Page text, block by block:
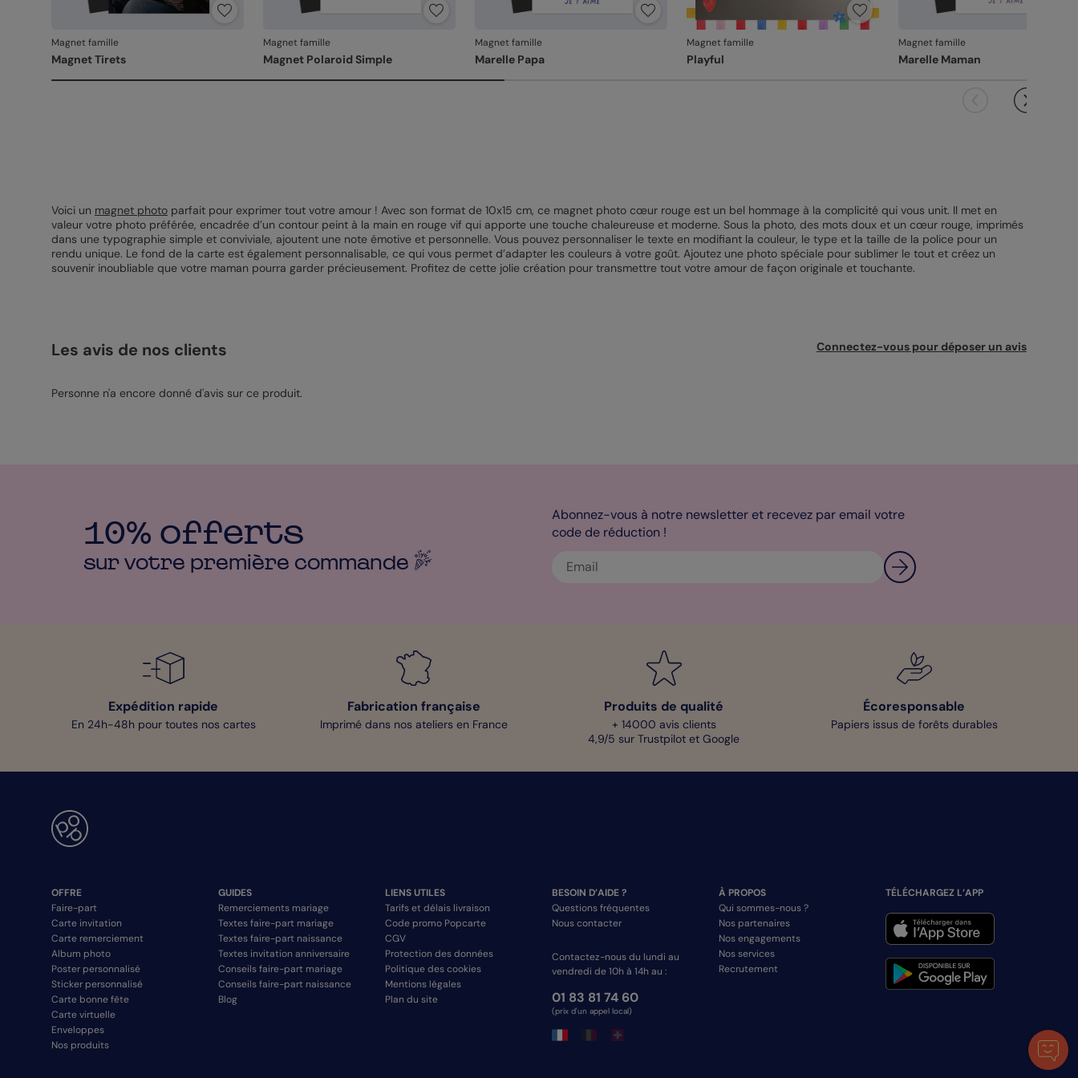
Magnet famille
Magnet Tirets
Magnet famille
Magnet Polaroid Simple
Magnet famille
Marelle Papa
Magnet famille
Playful
Magnet famille
Marelle Maman
Voici un magnet photoparfait pour exprimer tout votre amour ! Avec son format de 10x15 cm, ce magnet photo cœur rouge est un bel hommage à la complicité qui vous unit. Il met en
valeur votre photo préférée, encadrée d’un contour peint à la main en rouge vif qui apporte une touche chaleureuse et moderne. Sous la photo, des mots doux et un cœur rouge, imprimés
dans une typographie simple et conviviale, ajoutent une note émotive et personnelle. Vous pouvez personnaliser le texte en modifiant la couleur, le type et la taille de la police pour un
rendu unique. Le fond de la carte est également personnalisable, ce qui vous permet d’adapter les couleurs à votre goût. Ajoutez une photo spéciale pour sublimer le tout et créez un
souvenir inoubliable que votre maman pourra garder précieusement. Profitez de cette jolie création pour transmettre tout votre amour de façon originale et touchante.
Les avis de nos clients Connectez-vous pour déposer un avis
Personne n'a encore donné d'avis sur ce produit.
10% offerts
sur votre première commande
Abonnez-vous à notre newsletter et recevez par email votre
code de réduction !
Expédition rapide
En 24h-48h pour toutes nos cartes
Fabrication française
Imprimé dans nos ateliers en France
Produits de qualité
+ 14000 avis clients
4,9/5 sur Trustpilot et Google
Écoresponsable
Papiers issus de forêts durables
OFFRE
Faire-part
Carte invitation
Carte remerciement
Album photo
Poster personnalisé
Sticker personnalisé
Carte bonne fête
Carte virtuelle
Enveloppes
Nos produits
GUIDES
Remerciements mariage
Textes faire-part mariage
Textes faire-part naissance
Textes invitation anniversaire
Conseils faire-part mariage
Conseils faire-part naissance
Blog
LIENS UTILES
Tarifs et délais livraison
Code promo Popcarte
CGV
Protection des données
Politique des cookies
Mentions légales
Plan du site
BESOIN D’AIDE ?
Questions fréquentes
Nous contacter
Contactez-nous du lundi au
vendredi de 10h à 14h au :
01 83 81 74 60
(prix d'un appel local)
À PROPOS
Qui sommes-nous ?
Nos partenaires
Nos engagements
Nos services
Recrutement
TÉLÉCHARGEZ L’APP